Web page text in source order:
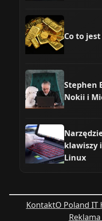
Co to
Stephen
Nokii i
klawiszy
Linux
KontaktO Poland IT